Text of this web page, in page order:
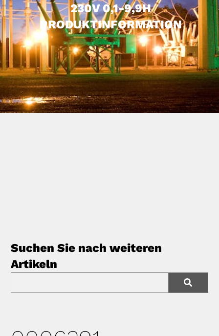
230V 0,1-9,9H
PRODUKTINFORMATION
Suchen Sie nach weiteren
Artikeln